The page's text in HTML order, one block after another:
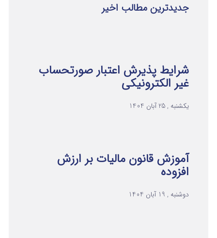
جدیدترین مطالب اخیر
شرایط پذیرش اعتبار صورتحساب
غیر الکترونیکی
یکشنبه , 25 آبان 1404
آموزش قانون مالیات بر ارزش
افزوده
دوشنبه , 19 آبان 1404